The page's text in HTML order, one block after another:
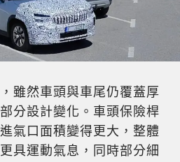
雖然車頭與車尾仍覆蓋厚
分設計變化。車頭保險桿
氣口面積變得更大，整體
具運動氣息，同時部分細